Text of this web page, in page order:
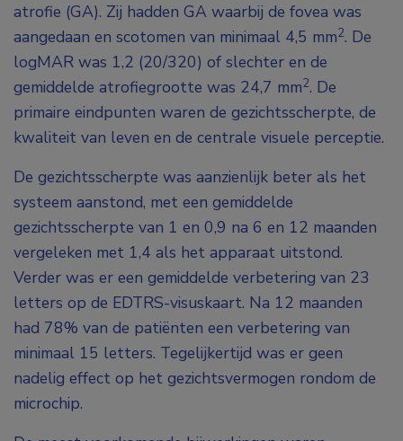
atrofie (GA). Zij hadden GA waarbij de fovea was
aangedaan en scotomen van minimaal 4,5 mm2. De
logMAR was 1,2 (20/320) of slechter en de
gemiddelde atrofiegrootte was 24,7 mm2. De
primaire eindpunten waren de gezichtsscherpte, de
kwaliteit van leven en de centrale visuele perceptie.
De gezichtsscherpte was aanzienlijk beter als het
systeem aanstond, met een gemiddelde
gezichtsscherpte van 1 en 0,9 na 6 en 12 maanden
vergeleken met 1,4 als het apparaat uitstond.
Verder was er een gemiddelde verbetering van 23
letters op de EDTRS-visuskaart. Na 12 maanden
had 78% van de patiënten een verbetering van
minimaal 15 letters. Tegelijkertijd was er geen
nadelig effect op het gezichtsvermogen rondom de
microchip.